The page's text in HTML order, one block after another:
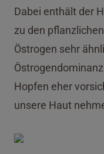
Dabei enthält der
zu den
Östrogen sehr
Hopfen eher
unsere Haut